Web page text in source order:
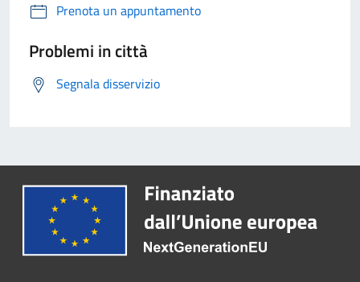
Prenota un appuntamento
Problemi in città
Segnala disservizio